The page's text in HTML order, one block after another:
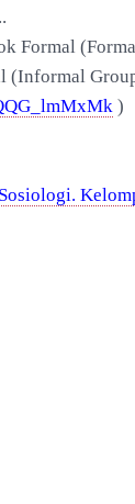
Formal
(Informal
)